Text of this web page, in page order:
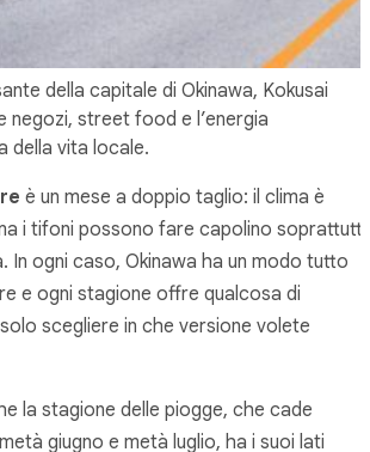
della capitale di Okinawa, Kokusai
negozi, street food e l’energia
della vita locale.
è un mese a doppio taglio: il clima è
i tifoni possono fare capolino
In ogni caso, Okinawa ha un modo tutto
e ogni stagione offre qualcosa di
scegliere in che versione volete
la stagione delle piogge, che cade
giugno e metà luglio, ha i suoi lati